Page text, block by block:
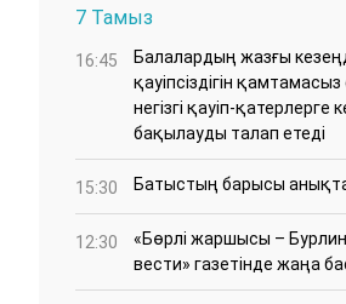
7 Тамыз
16:45
Балалардың жазғы
қауіпсіздігін қамтамасыз
негізгі қауіп-қатерлерге
бақылауды талап етеді
15:30 Батыстың барысы
12:30
«Бөрлі жаршысы –
вести» газетінде жаңа